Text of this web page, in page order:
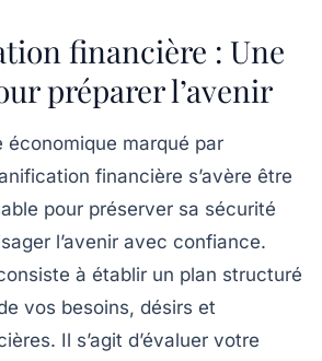
financière : Une
préparer l’avenir
économique marqué par
financière s’avère être
pour préserver sa sécurité
l’avenir avec confiance.
à établir un plan structuré
vos besoins, désirs et
Il s’agit d’évaluer votre